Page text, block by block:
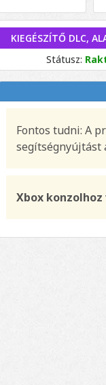
KIEGÉSZÍTŐ DLC,
Státusz:
Fontos tudni: A
segítségnyújtást
Xbox